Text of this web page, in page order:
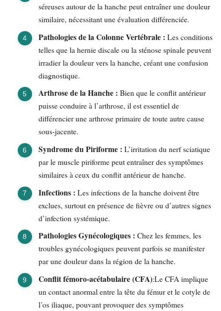
séreuses autour de la hanche peut entraîner une douleur
similaire, nécessitant une évaluation différenciée.
Pathologies de la Colonne Vertébrale : Les conditions
telles que la hernie discale ou la sténose spinale peuvent
irradier la douleur vers la hanche, créant une confusion
diagnostique.
Arthrose de la Hanche : Bien que le conflit antérieur
puisse conduire à l’arthrose, il est essentiel de
différencier une arthrose primaire de toute autre cause
sous-jacente.
Syndrome du Piriforme : L’irritation du nerf sciatique
par le muscle piriforme peut entraîner des symptômes
similaires à ceux du conflit antérieur de hanche.
Infections : Les infections de la hanche doivent être
exclues, surtout en présence de fièvre ou d’autres signes
d’infection systémique.
Pathologies Gynécologiques : Chez les femmes, les
troubles gynécologiques peuvent parfois se manifester
par une douleur dans la région de la hanche.
Conflit fémoro-acétabulaire (CFA):Le CFA implique
un contact anormal entre la tête du fémur et le cotyle de
l’os iliaque, pouvant provoquer des symptômes